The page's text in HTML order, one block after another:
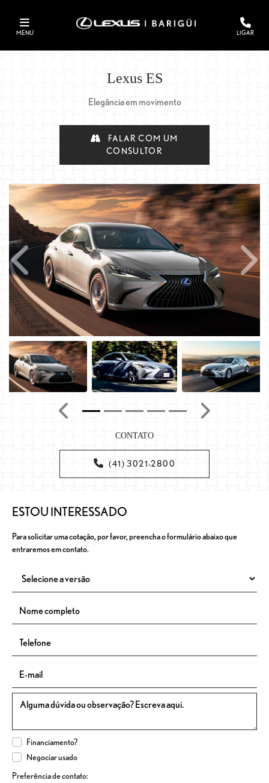
MENU LIGAR
LexusES
Elegância em movimento
FALAR COM UM
CONSULTOR
ESTOU INTERESSADO
Para solicitar uma cotação, por favor, preencha o formulário abaixo que
entraremos em contato.
Financiamento?
Negociar usado
Preferência de contato:
Anterior
Anterior Próximo
CONTATO
(41) 3021-2800